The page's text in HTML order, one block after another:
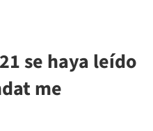
se haya leído
me